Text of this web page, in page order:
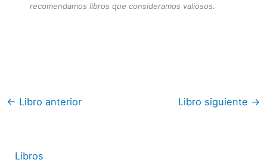
recomendamos libros que consideramos valiosos.
← Libro anterior Libro siguiente →
Libros